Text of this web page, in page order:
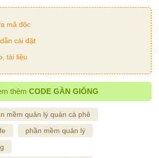
mã độc
cài đặt
tài liệu
thêm CODE GẦN GIỐNG
mềm quản lý quán cà phê
phần mềm quản lý